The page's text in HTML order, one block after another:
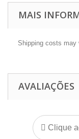
MAIS
Shipping costs may
AVALIAÇÕES
Clique